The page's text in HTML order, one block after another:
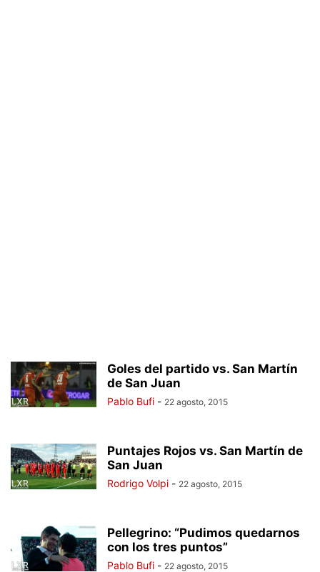
Goles del partido vs. San Martín
de San Juan
Pablo Bufi - 22 agosto, 2015
Puntajes Rojos vs. San Martín de
San Juan
Rodrigo Volpi - 22 agosto, 2015
Pellegrino: “Pudimos quedarnos
con los tres puntos”
Pablo Bufi - 22 agosto, 2015